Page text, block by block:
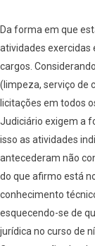
Da forma em que
atividades exercidas
cargos.
(limpeza, serviço de
licitações em todos
Judiciário exigem a
isso as atividades
antecederam não
do que afirmo está
conhecimento
esquecendo-se de
jurídica no curso de